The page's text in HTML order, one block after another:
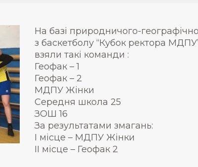
На базі природничого-
з баскетболу “Кубок ректора
взяли такі команди :
Геофак – 1
Геофак – 2
МДПУ Жінки
Середня школа 25
ЗОШ 16
За результатами змагань:
І місце – МДПУ Жінки
ІІ місце – Геофак 2